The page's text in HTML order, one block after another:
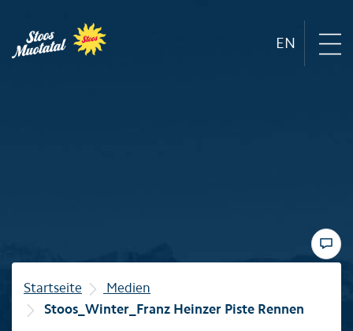
EN
Winter
Familie
Startseite
Medien
Stoos_Winter_Franz Heinzer Piste Rennen